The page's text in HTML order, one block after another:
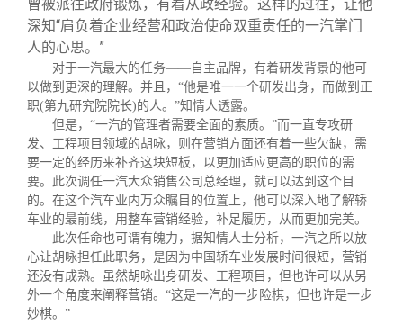
曾被派往政府锻炼，有着从政经验。这样的过往，让他
深知“肩负着企业经营和政治使命双重责任的一汽掌门
人的心思。”
对于一汽最大的任务——自主品牌，有着研发背景的他可
以做到更深的理解。并且，“他是唯一一个研发出身，而做到正
职(第九研究院院长)的人。 ”知情人透露。
但是，“一汽的管理者需要全面的素质。”而一直专攻研
发、工程项目领域的胡咏，则在营销方面还有着一些欠缺，需
要一定的经历来补齐这块短板，以更加适应更高的职位的需
要。此次调任一汽大众销售公司总经理，就可以达到这个目
的。在这个汽车业内万众瞩目的位置上，他可以深入地了解轿
车业的最前线，用整车营销经验，补足履历，从而更加完美。
此次任命也可谓有魄力，据知情人士分析，一汽之所以放
心让胡咏担任此职务，是因为中国轿车业发展时间很短，营销
还没有成熟。虽然胡咏出身研发、工程项目，但也许可以从另
外一个角度来阐释营销。“这是一汽的一步险棋，但也许是一步
妙棋。”